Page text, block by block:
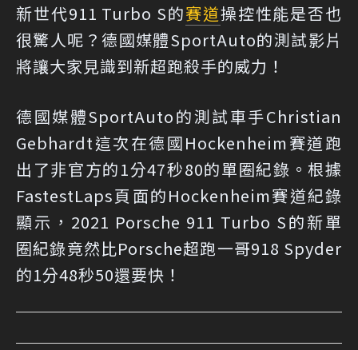
新世代911 Turbo S的賽道操控性能是否也
很驚人呢？德國媒體SportAuto的測試影片
將讓大家見識到新超跑殺手的威力！
德國媒體SportAuto的測試車手Christian
Gebhardt這次在德國Hockenheim賽道跑
出了非官方的1分47秒80的單圈紀錄。根據
FastestLaps頁面的Hockenheim賽道紀錄
顯示，2021 Porsche 911 Turbo S的新單
圈紀錄竟然比Porsche超跑一哥918 Spyder
的1分48秒50還要快！